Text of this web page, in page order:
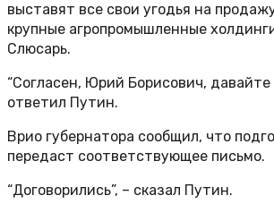
выставят все свои угодья на
крупные агропромышленные
Слюсарь.
“Согласен, Юрий Борисович, давайте
ответил Путин.
Врио губернатора сообщил, что
передаст соответствующее письмо.
“Договорились”, – сказал Путин.